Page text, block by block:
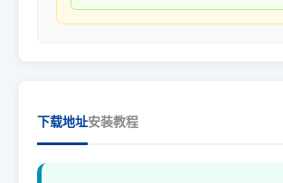
下载地址安装教程